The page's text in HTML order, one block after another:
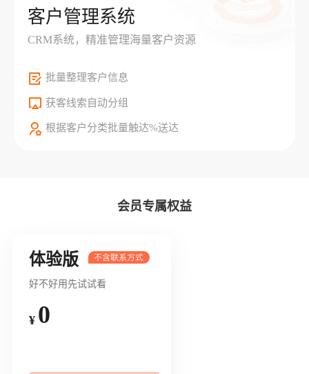
客户管理系统
CRM系统，精准管理海量客户资源
批量整理客户信息
获客线索自动分组
根据客户分类批量触达%送达
会员专属权益
体验版
好不好用先试试看
¥ 0